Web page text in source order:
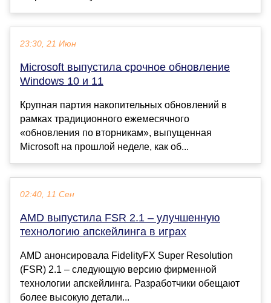
23:30, 21 Июн
Microsoft выпустила срочное обновление
Windows 10 и 11
Крупная партия накопительных обновлений в
рамках традиционного ежемесячного
«обновления по вторникам», выпущенная
Microsoft на прошлой неделе, как об...
02:40, 11 Сен
AMD выпустила FSR 2.1 – улучшенную
технологию апскейлинга в играх
AMD анонсировала FidelityFX Super Resolution
(FSR) 2.1 – следующую версию фирменной
технологии апскейлинга. Разработчики обещают
более высокую детали...